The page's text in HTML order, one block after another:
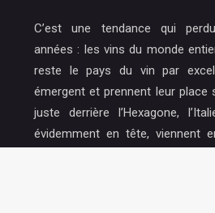
C’est une tendance qui
années : les vins du monde
reste le pays du vin par
émergent et prennent leur place
juste derrière l’Hexagone,
évidemment en tête, viennent